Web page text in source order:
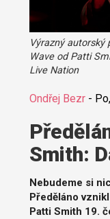
Výrazný autorský
Wave od Patti
Live Nation
Ondřej Bezr-
Smith:
Nebudeme si
Předěláno
Patti Smith 19.